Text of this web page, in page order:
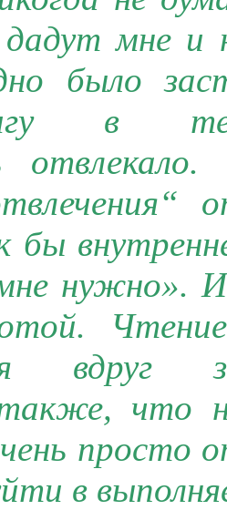
мне и
было
в
бы
нужно». И
вдруг
что
просто
в